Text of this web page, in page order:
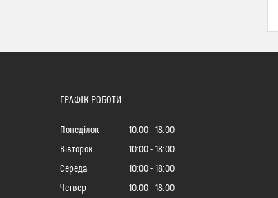
ГРАФІК РОБОТИ
Понеділок 10:00
18:00
Вівторок
10:00
18:00
Середа
10:00
18:00
Четвер
10:00 18:00